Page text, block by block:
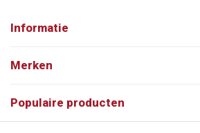
Informatie
Merken
Populaire producten